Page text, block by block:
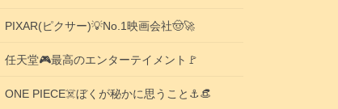
PIXAR(ピクサー)💡No.1映画会社🤠🚀
任天堂🎮️最高のエンターテイメント🚩
ONE PIECE☠️ぼくが秘かに思うこと⚓️👒